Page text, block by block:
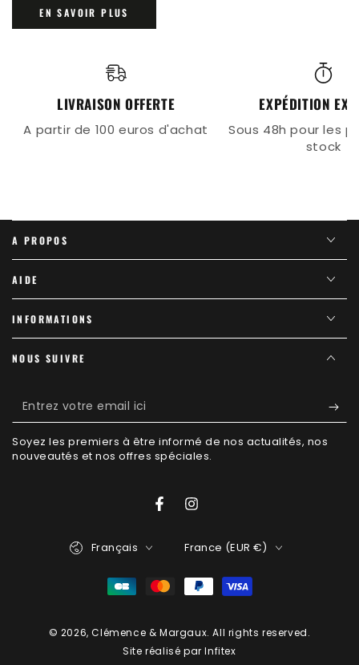
EN SAVOIR PLUS
LIVRAISON OFFERTE
A partir de 100 euros d'achat
EXPÉDITION
Sous 48h pour les
stock
A PROPOS
AIDE
INFORMATIONS
NOUS SUIVRE
Entrez
votre
email
Soyez les premiers à être informé de nos actualités, nos
nouveautés et nos offres spéciales.
FacebookInstagram
© 2026,Clémence & Margaux. All rights reserved.
Site réalisé par Infitex
Langue
Français
Pays/région
France (EUR €)
paiement